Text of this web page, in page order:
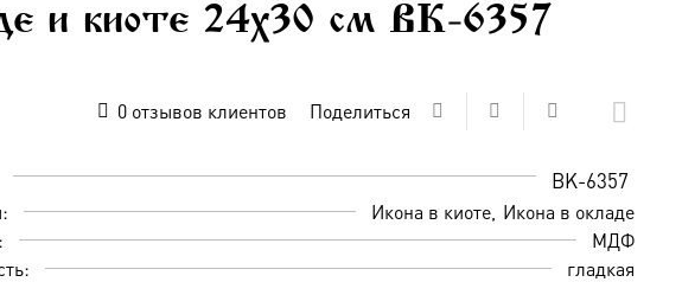
и киоте 24х30 см BK-6357
0отзывов клиентов Поделиться
BK-6357
Икона в киоте Икона в окладе
МДФ
гладкая